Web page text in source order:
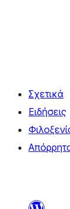
Σχετικά
Ειδήσεις